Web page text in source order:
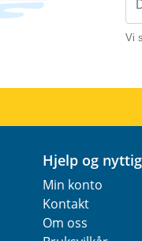
Vi
Hjelp og
Min konto
Kontakt
Om oss